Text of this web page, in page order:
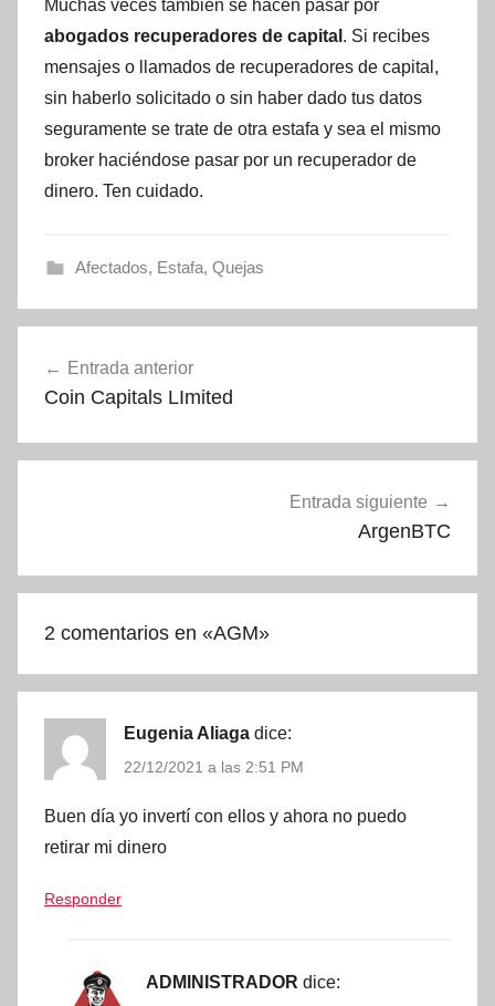
Muchas veces también se hacen pasar por
abogados recuperadores de capital . Si recibes
mensajes o llamados de recuperadores de capital,
sin haberlo solicitado o sin haber dado tus datos
seguramente se trate de otra estafa y sea el mismo
broker haciéndose pasar por un recuperador de
dinero. Ten cuidado.
Afectados, Estafa, Quejas
de
Entrada anterior
Coin Capitals LImited
Entrada siguiente
ArgenBTC
2 comentarios en «AGM»
Eugenia Aliaga dice:
22/12/2021 a las 2:51 PM
Buen día yo invertí con ellos y ahora no puedo
retirar mi dinero
Responder
ADMINISTRADOR dice: